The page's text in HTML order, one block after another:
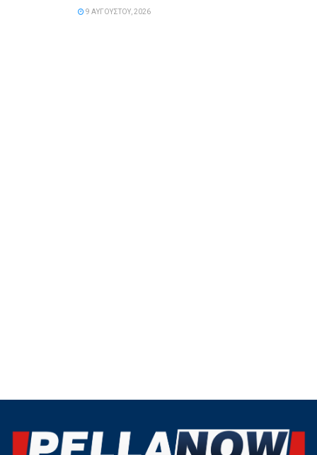
9 ΑΥΓΟΎΣΤΟΥ, 2026